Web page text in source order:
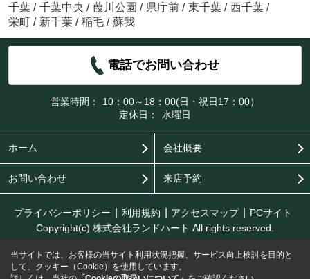
千葉 / 千葉中央 / 葭川公園 / 県庁前 / 東千葉 / 西千葉 /
栄町 / 新千葉 / 稲毛 / 蘇我
電話でお問い合わせ
営業時間：
10：00～18：00(日・祝日17：00）
定休日：
水曜日
ホーム 会社概要
お問い合わせ 来店予約
プライバシーポリシー 利用規約 アクセスマップ
PCサイト
Copyright(c) 株式会社ランドハート All rights reserved.
当サイトでは、お客様の当サイト利用状況把握、サービス向上検討を目的と
して、クッキー（Cookie）を使用しています。